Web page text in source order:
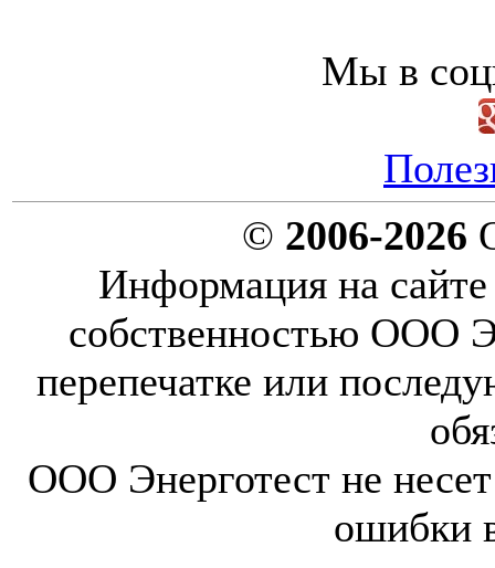
Мы в
© 2006-2026
Информация на сайте
собственностью ООО
перепечатке или
ООО Энерготест не несет
ошибки